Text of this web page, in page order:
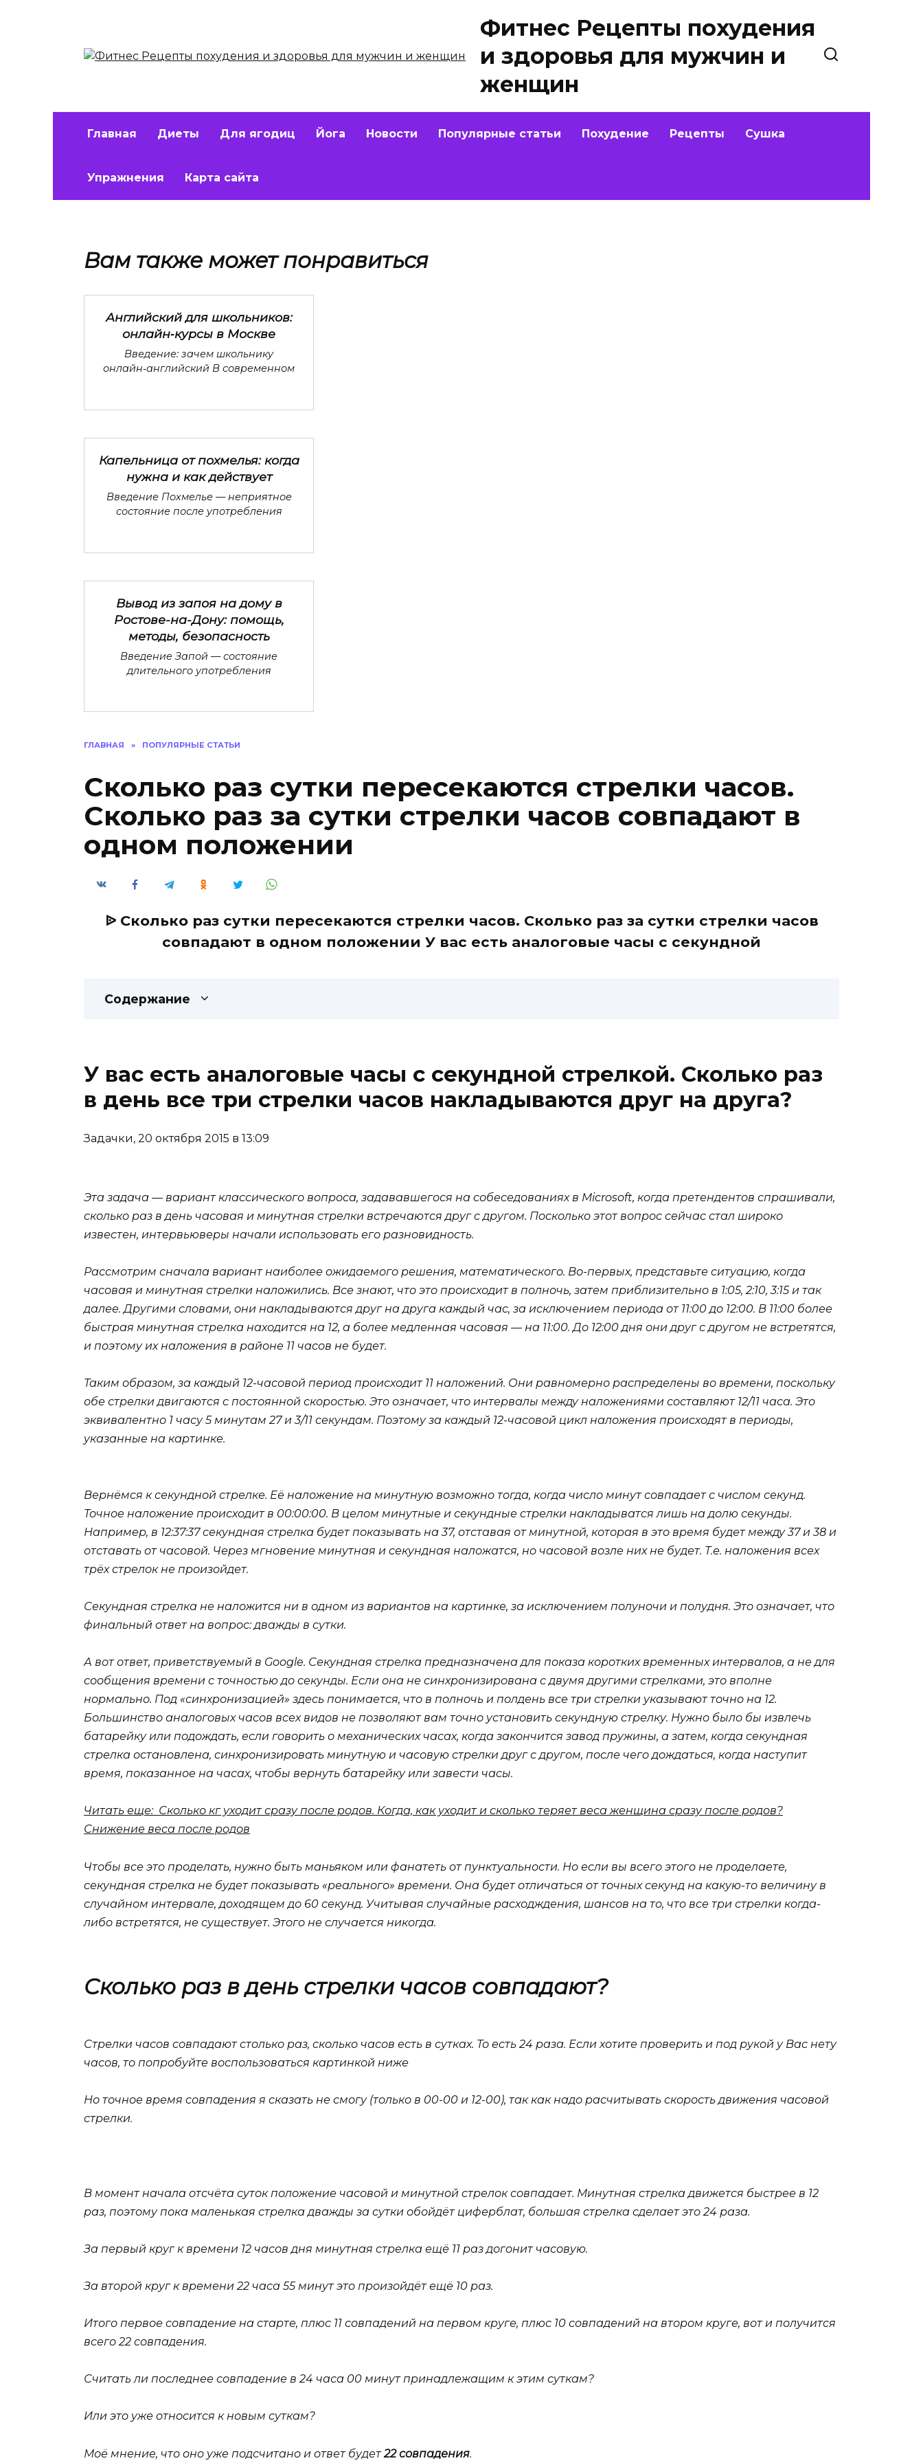
Фитнес Рецепты похудения
и здоровья для мужчин и
женщин
Главная Диеты Для ягодиц Йога Новости Популярные статьи Похудение Рецепты Сушка
Упражнения Карта сайта
ГЛАВНАЯ » ПОПУЛЯРНЫЕ СТАТЬИ
Сколько раз сутки пересекаются стрелки часов.
Сколько раз за сутки стрелки часов совпадают в
одном положении
ᐉ Сколько раз сутки пересекаются стрелки часов. Сколько раз за сутки стрелки часов
совпадают в одном положении У вас есть аналоговые часы с секундной
Содержание
У вас есть аналоговые часы с секундной стрелкой. Сколько раз
в день все три стрелки часов накладываются друг на друга?
Задачки, 20 октября 2015 в 13:09
Эта задача — вариант классического вопроса, задававшегося на собеседованиях в Microsoft, когда претендентов спрашивали,
сколько раз в день часовая и минутная стрелки встречаются друг с другом. Посколько этот вопрос сейчас стал широко
известен, интервьюверы начали использовать его разновидность.
Рассмотрим сначала вариант наиболее ожидаемого решения, математического. Во-первых, представьте ситуацию, когда
часовая и минутная стрелки наложились. Все знают, что это происходит в полночь, затем приблизительно в 1:05, 2:10, 3:15 и так
далее. Другими словами, они накладываются друг на друга каждый час, за исключением периода от 11:00 до 12:00. В 11:00 более
быстрая минутная стрелка находится на 12, а более медленная часовая — на 11:00. До 12:00 дня они друг с другом не встретятся,
и поэтому их наложения в районе 11 часов не будет.
Таким образом, за каждый 12-часовой период происходит 11 наложений. Они равномерно распределены во времени, поскольку
обе стрелки двигаются с постоянной скоростью. Это означает, что интервалы между наложениями составляют 12/11 часа. Это
эквивалентно 1 часу 5 минутам 27 и 3/11 секундам. Поэтому за каждый 12-часовой цикл наложения происходят в периоды,
указанные на картинке.
Вернёмся к секундной стрелке. Её наложение на минутную возможно тогда, когда число минут совпадает с числом секунд.
Точное наложение происходит в 00:00:00. В целом минутные и секундные стрелки накладыватся лишь на долю секунды.
Например, в 12:37:37 секундная стрелка будет показывать на 37, отставая от минутной, которая в это время будет между 37 и 38 и
отставать от часовой. Через мгновение минутная и секундная наложатся, но часовой возле них не будет. Т.е. наложения всех
трёх стрелок не произойдет.
Секундная стрелка не наложится ни в одном из вариантов на картинке, за исключением полуночи и полудня. Это означает, что
финальный ответ на вопрос: дважды в сутки.
А вот ответ, приветствуемый в Google. Секундная стрелка предназначена для показа коротких временных интервалов, а не для
сообщения времени с точностью до секунды. Если она не синхронизирована с двумя другими стрелками, это вполне
нормально. Под «синхронизацией» здесь понимается, что в полночь и полдень все три стрелки указывают точно на 12.
Большинство аналоговых часов всех видов не позволяют вам точно установить секундную стрелку. Нужно было бы извлечь
батарейку или подождать, если говорить о механических часах, когда закончится завод пружины, а затем, когда секундная
стрелка остановлена, синхронизировать минутную и часовую стрелки друг с другом, после чего дождаться, когда наступит
время, показанное на часах, чтобы вернуть батарейку или завести часы.
Читать еще: Сколько кг уходит сразу после родов. Когда, как уходит и сколько теряет веса женщина сразу после родов?
Снижение веса после родов
Чтобы все это проделать, нужно быть маньяком или фанатеть от пунктуальности. Но если вы всего этого не проделаете,
секундная стрелка не будет показывать «реального» времени. Она будет отличаться от точных секунд на какую-то величину в
случайном интервале, доходящем до 60 секунд. Учитывая случайные расходждения, шансов на то, что все три стрелки когда-
либо встретятся, не существует. Этого не случается никогда.
Сколько раз в день стрелки часов совпадают?
Стрелки часов совпадают столько раз, сколько часов есть в сутках. То есть 24 раза. Если хотите проверить и под рукой у Вас нету
часов, то попробуйте воспользоваться картинкой ниже
Но точное время совпадения я сказать не смогу (только в 00-00 и 12-00), так как надо расчитывать скорость движения часовой
стрелки.
В момент начала отсчёта суток положение часовой и минутной стрелок совпадает. Минутная стрелка движется быстрее в 12
раз, поэтому пока маленькая стрелка дважды за сутки обойдёт циферблат, большая стрелка сделает это 24 раза.
За первый круг к времени 12 часов дня минутная стрелка ещё 11 раз догонит часовую.
За второй круг к времени 22 часа 55 минут это произойдёт ещё 10 раз.
Итого первое совпадение на старте, плюс 11 совпадений на первом круге, плюс 10 совпадений на втором круге, вот и получится
всего 22 совпадения.
Считать ли последнее совпадение в 24 часа 00 минут принадлежащим к этим суткам?
Или это уже относится к новым суткам?
Моё мнение, что оно уже подсчитано и ответ будет22 совпадения.
Вам также может понравиться
Английский для школьников:
онлайн‑курсы в Москве
Введение: зачем школьнику
онлайн‑английский В современном
Капельница от похмелья: когда
нужна и как действует
Введение Похмелье — неприятное
состояние после употребления
Вывод из запоя на дому в
Ростове-на-Дону: помощь,
методы, безопасность
Введение Запой — состояние
длительного употребления